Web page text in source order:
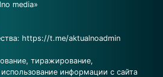
media»
https://t.me/aktualnoadmin
тиражирование,
информации с сайта